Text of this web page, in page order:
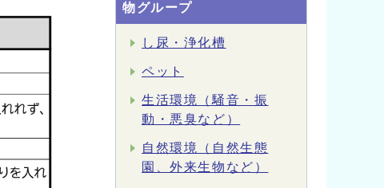
物グループ
し尿・浄化槽
ペット
生活環境（騒音・振
動・悪臭など）
自然環境（自然生態
園、外来生物など）